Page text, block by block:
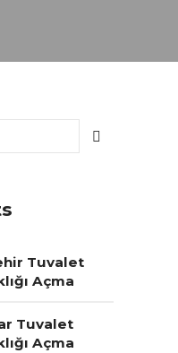
Tuvalet
Açma
Tuvalet
Açma